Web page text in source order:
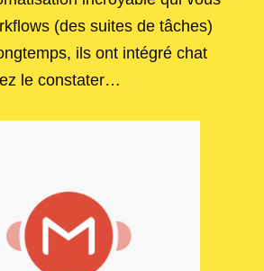
(des suites de tâches)
ils ont intégré chat
le constater…